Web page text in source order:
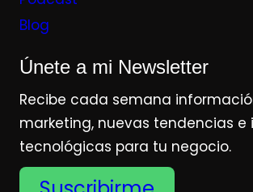
Blog
Únete a mi Newsletter
Recibe cada semana
marketing, nuevas tendencias e
tecnológicas para tu negocio.